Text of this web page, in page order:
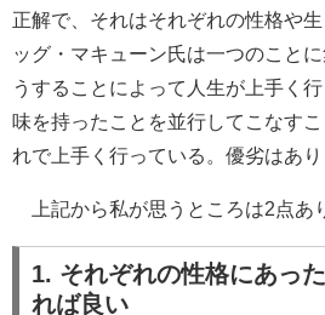
正解で、それはそれぞれの性格や
ッグ・マキューン氏は一つのこと
うすることによって人生が上手く
味を持ったことを並行してこなす
れで上手く行っている。優劣はあり
上記から私が思うところは2点あ
1. それぞれの性格にあっ
れば良い